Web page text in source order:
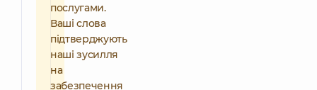
послугами.
Ваші слова
підтверджують
наші зусилля
на
забезпечення